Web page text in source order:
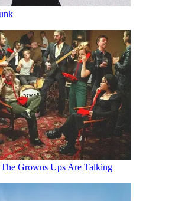
Growns Ups Are Talking